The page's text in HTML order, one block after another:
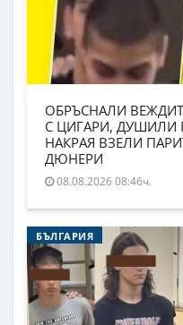
ОБРЪСНАЛИ
С ЦИГАРИ,
НАКРАЯ ВЗЕЛИ
ДЮНЕРИ
08.08.2026 08:46ч.
БЪЛГАРИЯ